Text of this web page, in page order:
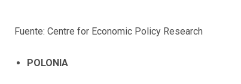
Fuente: Centre for Economic Policy Research
POLONIA